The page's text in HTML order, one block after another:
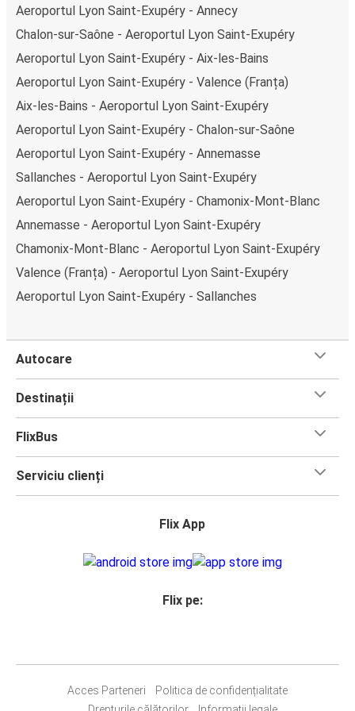
Aeroportul Lyon Saint-Exupéry - Annecy
Chalon-sur-Saône - Aeroportul Lyon Saint-Exupéry
Aeroportul Lyon Saint-Exupéry - Aix-les-Bains
Aeroportul Lyon Saint-Exupéry - Valence (Franța)
Aix-les-Bains - Aeroportul Lyon Saint-Exupéry
Aeroportul Lyon Saint-Exupéry - Chalon-sur-Saône
Aeroportul Lyon Saint-Exupéry - Annemasse
Sallanches - Aeroportul Lyon Saint-Exupéry
Aeroportul Lyon Saint-Exupéry - Chamonix-Mont-Blanc
Annemasse - Aeroportul Lyon Saint-Exupéry
Chamonix-Mont-Blanc - Aeroportul Lyon Saint-Exupéry
Valence (Franța) - Aeroportul Lyon Saint-Exupéry
Aeroportul Lyon Saint-Exupéry - Sallanches
Autocare
Destinații
FlixBus
Serviciu clienți
Flix App
Flix pe:
Acces Parteneri
Politica de confidențialitate